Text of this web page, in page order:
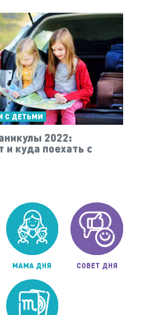
С ДЕТЬМИ
2022:
и куда поехать с
МАМА ДНЯ СОВЕТ ДНЯ